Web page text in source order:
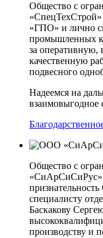
Общество с
«ГПО» и лично
промышленных
за
качественную
подвесного
Надеемся на
взаимовыгодное
Общество с
специалисту
Баскакову
производству и